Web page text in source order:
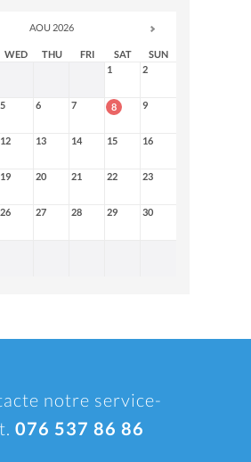
AOU 2026
WED THU FRI SAT
SUN
1
2
5 6 7 8 9
12 13 14 15 16
19 20 21 22 23
26 27 28 29 30
notre service-
076 537 86 86